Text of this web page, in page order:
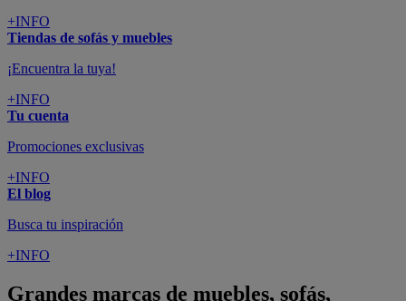
+INFO
Tiendas de sofás y muebles
¡Encuentra la tuya!
+INFO
Tu cuenta
Promociones exclusivas
+INFO
El blog
Busca tu inspiración
+INFO
Grandes marcas de muebles, sofás,